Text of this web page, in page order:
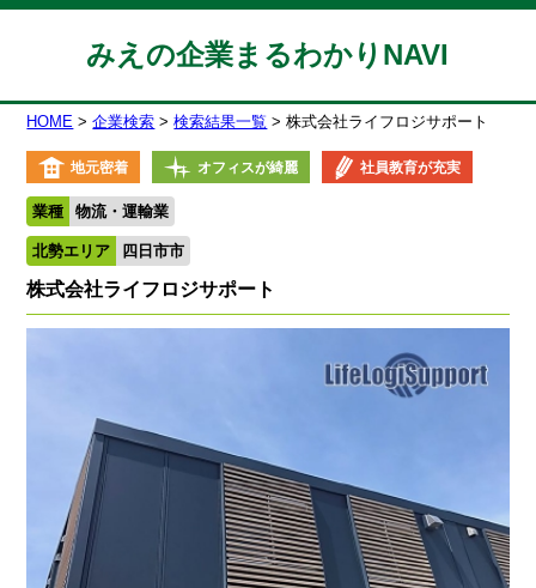
みえの企業まるわかりNAVI
HOME 企業検索 検索結果一覧 株式会社ライフロジサポート
地元密着 オフィスが綺麗 社員教育が充実
業種 物流・運輸業
北勢エリア 四日市市
株式会社ライフロジサポート